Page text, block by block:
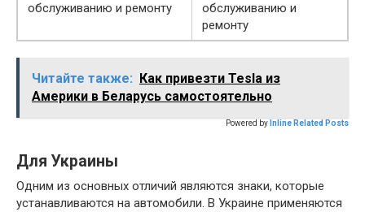
обслуживанию и ремонту
обслуживанию и
ремонту
Читайте также: Как привезти Tesla из
Америки в Беларусь самостоятельно
Powered by Inline Related Posts
Для Украины
Одним из основных отличий являются знаки, которые
устанавливаются на автомобили. В Украине применяются